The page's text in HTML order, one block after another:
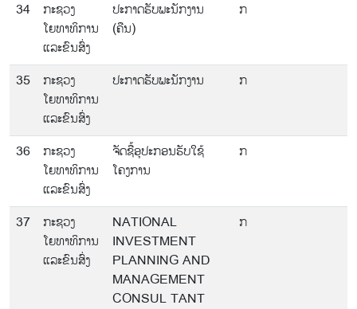
34
ກະຊວງ
ໂຍທາທິການ
ແລະຂົນສົ່ງ
ປະກາດຮັບພະນັກງານ
(ຄືນ)
ກ
35
ກະຊວງ
ໂຍທາທິການ
ແລະຂົນສົ່ງ
ປະກາດຮັບພະນັກງານ ກ
36
ກະຊວງ
ໂຍທາທິການ
ແລະຂົນສົ່ງ
ຈັດຊື້ອຸປະກອນຮັບໃຊ້
ໂຄງການ
ກ
37
ກະຊວງ
ໂຍທາທິການ
ແລະຂົນສົ່ງ
NATIONAL
INVESTMENT
PLANNING AND
MANAGEMENT
CONSUL TANT
ກ